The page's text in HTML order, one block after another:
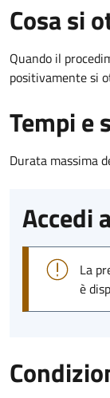
Cosa si
Quando il
positivamente si
Tempi e
Durata massima
Accedi
La
è